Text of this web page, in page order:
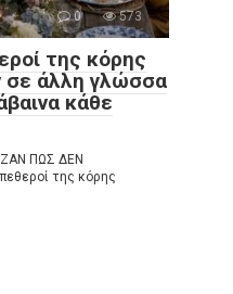
0 573
της κόρης
σε άλλη γλώσσα
κάθε
ΠΩΣ ΔΕΝ
της κόρης